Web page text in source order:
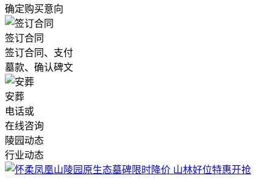
确定购买意向
签订合同
签订合同、支付
墓款、确认碑文
安葬
电话或
在线咨询
陵园动态
行业动态